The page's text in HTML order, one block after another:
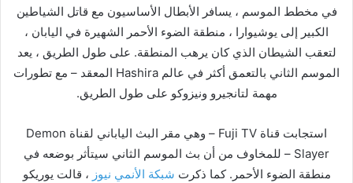
في مخطط الموسم ، يسافر الأبطال الأساسيون مع قاتل الشياطين
الكبير إلى يوشيوارا ، منطقة الضوء الأحمر الشهيرة في اليابان ،
لتعقب الشيطان الذي كان يرهب المنطقة. على طول الطريق ، يعد
الموسم الثاني بالتعمق أكثر في عالم Hashira المعقد – مع تطورات
مهمة لتانجيرو ونيزوكو على طول الطريق.
استجابت قناة Fuji TV – وهي مقر البث الياباني لقناة Demon
Slayer – للمخاوف من أن بث الموسم الثاني سيتأثر بوضعه في
منطقة الضوء الأحمر. كما ذكرت شبكة الأنمي نيوز ، قالت يوريكو